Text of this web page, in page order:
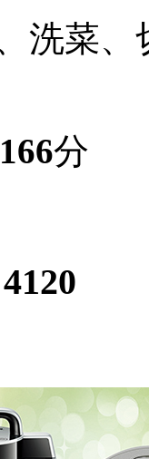
洗菜
166分
4120